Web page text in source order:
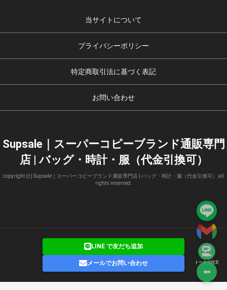
トークで注文
⬅
当サイトについて
プライバシーポリシー
特定商取引法に基づく表記
お問い合わせ
Supsale｜スーパーコピーブランド通販専門
店 | バッグ・時計・服（代金引換可）
copyright (c) Supsale｜スーパーコピーブランド通販専門店 | バッグ・時計・服（代金引換可） all
rights reserved.
LINE で友だち追加
メールでお問い合わせ